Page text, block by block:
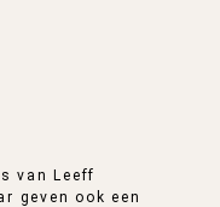
van Leeff
geven ook een